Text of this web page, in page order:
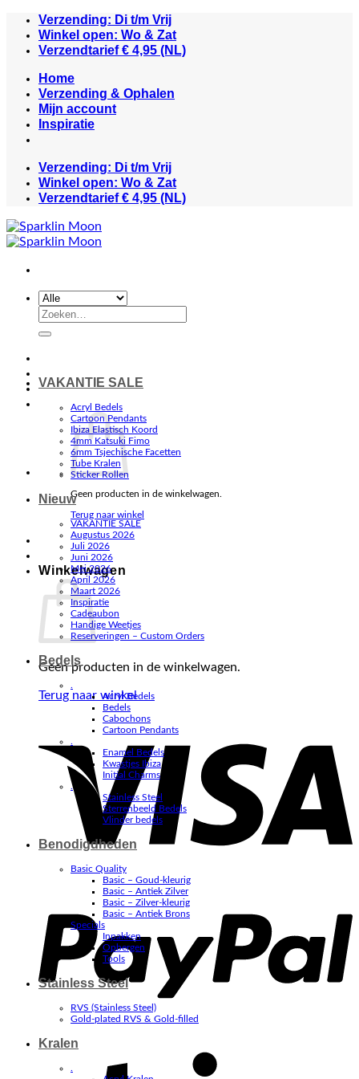
naar
inhoud
Verzending: Di t/m Vrij
Winkel open: Wo & Zat
Verzendtarief € 4,95 (NL)
Home
Verzending & Ophalen
Mijn account
Inspiratie
Verzending: Di t/m Vrij
Winkel open: Wo & Zat
Verzendtarief € 4,95 (NL)
Zoeken
Geen producten in de winkelwagen.
Terug naar winkel
Winkelwagen
Geen producten in de winkelwagen.
Terug naar winkel
VAKANTIE SALE
Acryl Bedels
Cartoon Pendants
Ibiza Elastisch Koord
4mm Katsuki Fimo
6mm Tsjechische Facetten
Tube Kralen
Sticker Rollen
Nieuw
VAKANTIE SALE
Augustus 2026
Juli 2026
Juni 2026
Mei 2026
April 2026
Maart 2026
Inspiratie
Cadeaubon
Handige Weetjes
Reserveringen – Custom Orders
Bedels
.
Acryl Bedels
Bedels
Cabochons
Cartoon Pendants
.
Enamel Bedels
Kwastjes Ibiza
Initial Charms
.
Stainless Steel
Sterrenbeeld Bedels
Vlinder bedels
Benodigdheden
Basic Quality
Basic – Goud-kleurig
Basic – Antiek Zilver
Basic – Zilver-kleurig
Basic – Antiek Brons
Specials
Inpakken
Opbergen
Tools
Stainless Steel
RVS (Stainless Steel)
Gold-plated RVS & Gold-filled
Kralen
.